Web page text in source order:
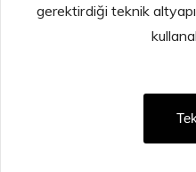
gerektirdiği teknik